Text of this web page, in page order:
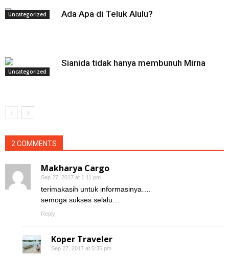
Uncategorized Ada Apa di Teluk Alulu?
Uncategorized
Sianida tidak hanya membunuh Mirna
2 COMMENTS
Makharya Cargo
Sep 27, 2017 at 1:11 pm
terimakasih untuk informasinya….
semoga sukses selalu…
Reply
Koper Traveler
Sep 27, 2017 at 5:35 pm